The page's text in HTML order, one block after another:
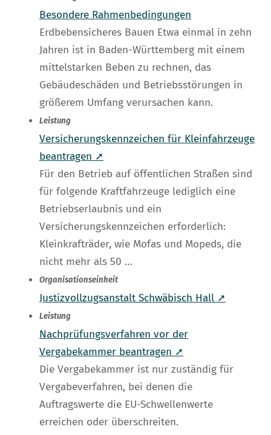
Besondere Rahmenbedingungen
Erdbebensicheres Bauen Etwa einmal in zehn
Jahren ist in Baden-Württemberg mit einem
mittelstarken Beben zu rechnen, das
Gebäudeschäden und Betriebsstörungen in
größerem Umfang verursachen kann.
Leistung
Versicherungskennzeichen für Kleinfahrzeuge
beantragen ➚
Für den Betrieb auf öffentlichen Straßen sind
für folgende Kraftfahrzeuge lediglich eine
Betriebserlaubnis und ein
Versicherungskennzeichen erforderlich:
Kleinkrafträder, wie Mofas und Mopeds, die
nicht mehr als 50 …
Organisationseinheit
Justizvollzugsanstalt Schwäbisch Hall ➚
Leistung
Nachprüfungsverfahren vor der
Vergabekammer beantragen ➚
Die Vergabekammer ist nur zuständig für
Vergabeverfahren, bei denen die
Auftragswerte die EU-Schwellenwerte
erreichen oder überschreiten.